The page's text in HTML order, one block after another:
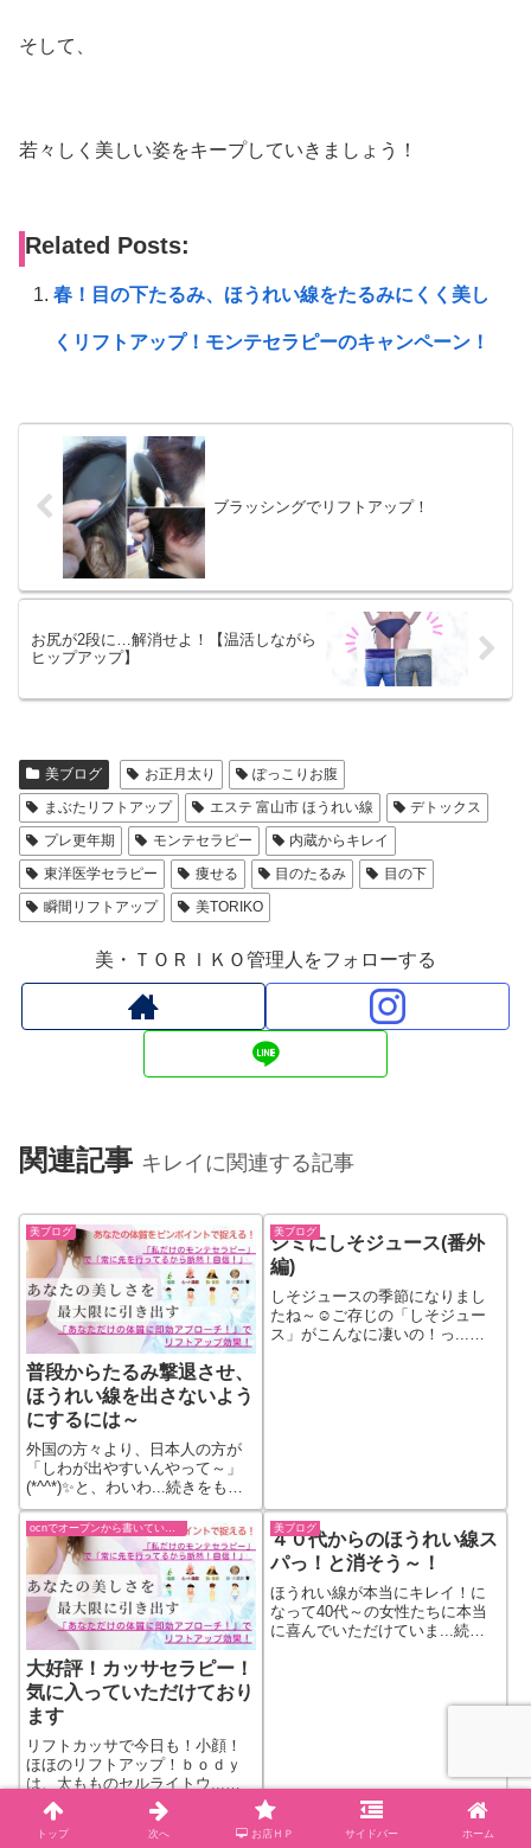
そして、
若々しく美しい姿をキープしていきましょう！
Related Posts:
春！目の下たるみ、ほうれい線をたるみにくく美し
くリフトアップ！モンテセラピーのキャンペーン！
ブラッシングでリフトアップ！
お尻が2段に…解消せよ！【温活しながら
ヒップアップ】
美ブログ お正月太り
ぽっこりお腹
まぶたリフトアップ
エステ 富山市 ほうれい線
デトックス
プレ更年期
モンテセラピー
内蔵からキレイ
東洋医学セラピー
痩せる 目のたるみ
目の下
瞬間リフトアップ
美TORIKO
美・ＴＯＲＩＫＯ管理人をフォローする
関連記事 キレイに関連する記事
美ブログ
普段からたるみ撃退させ、
ほうれい線を出さないよう
にするには～
外国の方々より、日本人の方が
「しわが出やすいんやって～」
(*^^*)✨と、わいわ...続きをもっ
と見る
美ブログ
シミにしそジュース(番外
編)
しそジュースの季節になりまし
たね～☺ご存じの「しそジュー
ス」がこんなに凄いの！っ...続
大好評！カッサセラピー！
気に入っていただけており
ます
リフトカッサで今日も！小顔！
ほほのリフトアップ！ｂｏｄｙ
は、太もものセルライトウ...続
きをもっと見る
美ブログ
４０代からのほうれい線ス
パっ！と消そう～！
ほうれい線が本当にキレイ！に
なって40代～の女性たちに本当
に喜んでいただけていま...続き
日記・エッセイ・コラム
トップ
次へ お店ＨＰ サイドバー ホーム